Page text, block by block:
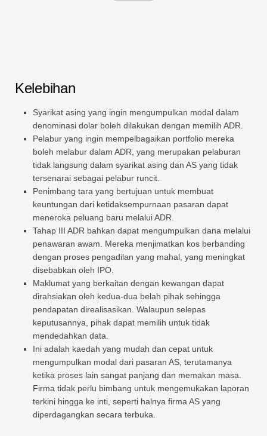
Kelebihan
Syarikat asing yang ingin mengumpulkan modal dalam
denominasi dolar boleh dilakukan dengan memilih ADR.
Pelabur yang ingin mempelbagaikan portfolio mereka
boleh melabur dalam ADR, yang merupakan pelaburan
tidak langsung dalam syarikat asing dan AS yang tidak
tersenarai sebagai pelabur runcit.
Penimbang tara yang bertujuan untuk membuat
keuntungan dari ketidaksempurnaan pasaran dapat
meneroka peluang baru melalui ADR.
Tahap III ADR bahkan dapat mengumpulkan dana melalui
penawaran awam. Mereka menjimatkan kos berbanding
dengan proses pengadilan yang mahal, yang meningkat
disebabkan oleh IPO.
Maklumat yang berkaitan dengan kewangan dapat
dirahsiakan oleh kedua-dua belah pihak sehingga
pendapatan direalisasikan. Walaupun selepas
keputusannya, pihak dapat memilih untuk tidak
mendedahkan data.
Ini adalah kaedah yang mudah dan cepat untuk
mengumpulkan modal dari pasaran AS, terutamanya
ketika proses lain sangat panjang dan memakan masa.
Firma tidak perlu bimbang untuk mengemukakan laporan
terkini hingga ke inti, seperti halnya firma AS yang
diperdagangkan secara terbuka.